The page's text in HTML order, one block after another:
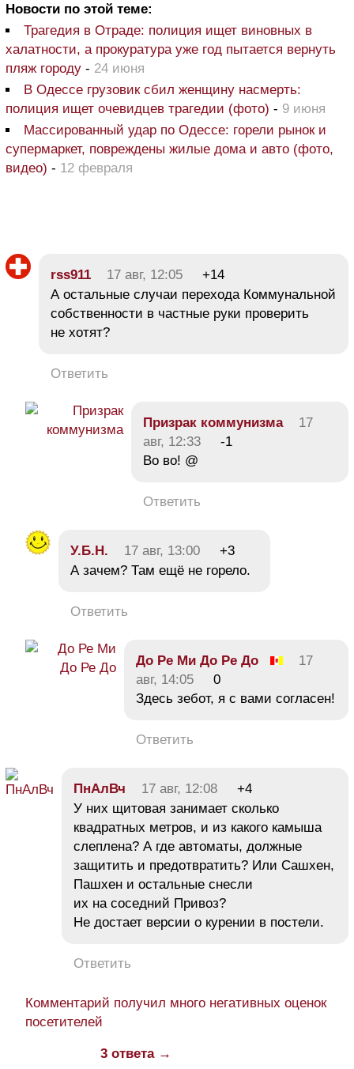
Новости по этой теме:
Трагедия в Отраде: полиция ищет виновных в
халатности, а прокуратура уже год пытается вернуть
пляж городу - 24 июня
В Одессе грузовик сбил женщину насмерть:
полиция ищет очевидцев трагедии (фото) - 9 июня
Массированный удар по Одессе: горели рынок и
супермаркет, повреждены жилые дома и авто (фото,
видео) - 12 февраля
rss911 17 авг, 12:05
+14
А остальные случаи перехода Коммунальной
собственности в частные руки проверить
не хотят?
Ответить
Призрак коммунизма
17
авг, 12:33
-1
Во во! @
Ответить
У.Б.Н. 17 авг, 13:00
+3
А зачем? Там ещё не горело.
Ответить
До Ре Ми До Ре До
17
авг, 14:05
0
Здесь зебот, я с вами согласен!
Ответить
ПнАлВч 17 авг, 12:08
+4
У них щитовая занимает сколько
квадратных метров, и из какого камыша
слеплена? А где автоматы, должные
защитить и предотвратить? Или Сашхен,
Пашхен и остальные снесли
их на соседний Привоз?
Не достает версии о курении в постели.
Ответить
Комментарий получил много негативных оценок
посетителей
3 ответа →